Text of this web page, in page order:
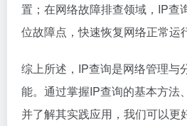
置；在网络故障排查领域，IP查
位故障点，快速恢复网络正常运
综上所述，IP查询是网络管理与
能。通过掌握IP查询的基本方法
并了解其实践应用，我们可以更